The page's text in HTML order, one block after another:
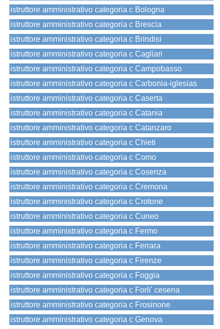
istruttore amministrativo categoria c Bologna
istruttore amministrativo categoria c Brescia
istruttore amministrativo categoria c Brindisi
istruttore amministrativo categoria c Cagliari
istruttore amministrativo categoria c Campobasso
istruttore amministrativo categoria c Carbonia-iglesias
istruttore amministrativo categoria c Caserta
istruttore amministrativo categoria c Catania
istruttore amministrativo categoria c Catanzaro
istruttore amministrativo categoria c Chieti
istruttore amministrativo categoria c Como
istruttore amministrativo categoria c Cosenza
istruttore amministrativo categoria c Cremona
istruttore amministrativo categoria c Crotone
istruttore amministrativo categoria c Cuneo
istruttore amministrativo categoria c Fermo
istruttore amministrativo categoria c Ferrara
istruttore amministrativo categoria c Firenze
istruttore amministrativo categoria c Foggia
istruttore amministrativo categoria c Forli' cesena
istruttore amministrativo categoria c Frosinone
istruttore amministrativo categoria c Genova